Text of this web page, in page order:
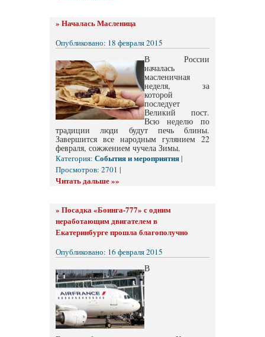
» Началась Масленица
Опубликовано: 18 февраля 2015
В России
началась
масленичная
неделя, за
которой
последует
Великий пост.
Всю неделю по
традиции люди будут печь блины.
Завершится все народным гулянием 22
февраля, сожжением чучела Зимы.
Категория: События и мероприятия|
Просмотров: 2701 |
Читать дальше »»
» Посадка «Боинга-777» с одним
неработающим двигателем в
Екатеринбурге прошла благополучно
Опубликовано: 16 февраля 2015
В